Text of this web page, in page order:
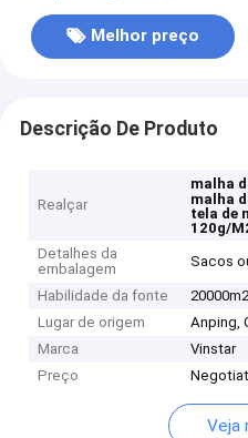
Melhor preço
Descrição De Produto
Realçar
malha
malha
tela de
120g/
Detalhes da
embalagem
Sacos
Habilidade da fonte
Lugar de origem
Anping,
Marca
Vinstar
Preço
Veja